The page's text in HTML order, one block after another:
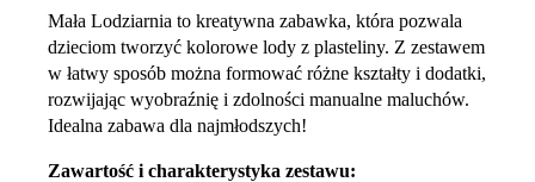
Mała Lodziarnia to kreatywna zabawka, która pozwala
dzieciom tworzyć kolorowe lody z plasteliny. Z zestawem
w łatwy sposób można formować różne kształty i dodatki,
rozwijając wyobraźnię i zdolności manualne maluchów.
Idealna zabawa dla najmłodszych!
Zawartość i charakterystyka zestawu: